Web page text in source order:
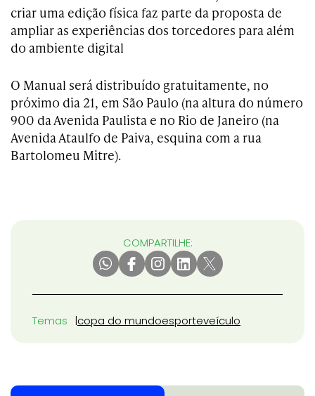
criar uma edição física faz parte da proposta de
ampliar as experiências dos torcedores para além
do ambiente digital
O Manual será distribuído gratuitamente, no
próximo dia 21, em São Paulo (na altura do número
900 da Avenida Paulista e no Rio de Janeiro (na
Avenida Ataulfo de Paiva, esquina com a rua
Bartolomeu Mitre).
COMPARTILHE:
Temas copa do mundoesporteveículo